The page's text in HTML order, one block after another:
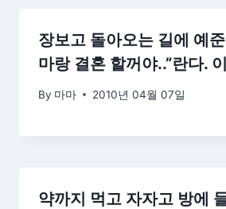
장보고 돌아오는 길에 예
마랑 결혼 할꺼야..”란다.
By 마마 2010년 04월 07일
약까지 먹고 자자고 방에